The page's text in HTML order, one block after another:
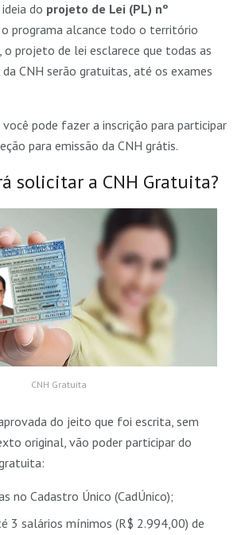
do projeto de Lei (PL) nº
o programa alcance todo o território
projeto de lei esclarece que todas as
CNH serão gratuitas, até os exames
pode fazer a inscrição para participar
para emissão da CNH grátis.
solicitar a CNH Gratuita?
CNH Gratuita
do jeito que foi escrita, sem
original, vão poder participar do
no Cadastro Único (CadÚnico);
3 salários mínimos (R$ 2.994,00) de